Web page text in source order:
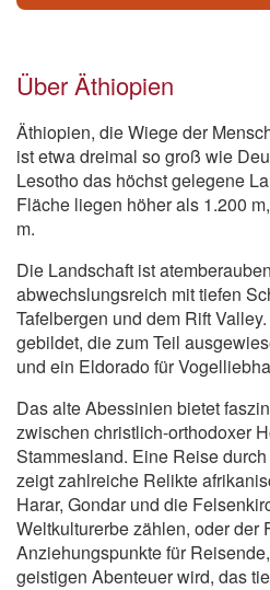
Über Äthiopien
Äthiopien, die Wiege der
ist etwa dreimal so groß wie
Lesotho das höchst gelegene
Fläche liegen höher als 1.200
m.
Die Landschaft ist
abwechslungsreich mit tiefen
Tafelbergen und dem Rift
gebildet, die zum Teil
und ein Eldorado für
Das alte Abessinien bietet
zwischen christlich-orthodoxer
Stammesland. Eine Reise
zeigt zahlreiche Relikte
Harar, Gondar und die
Weltkulturerbe zählen, oder der
Anziehungspunkte für
geistigen Abenteuer wird, das